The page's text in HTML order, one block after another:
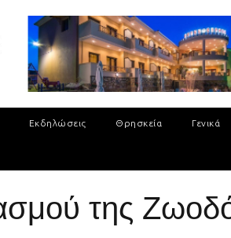
Εκδηλώσεις Θρησκεία Γενικά
της